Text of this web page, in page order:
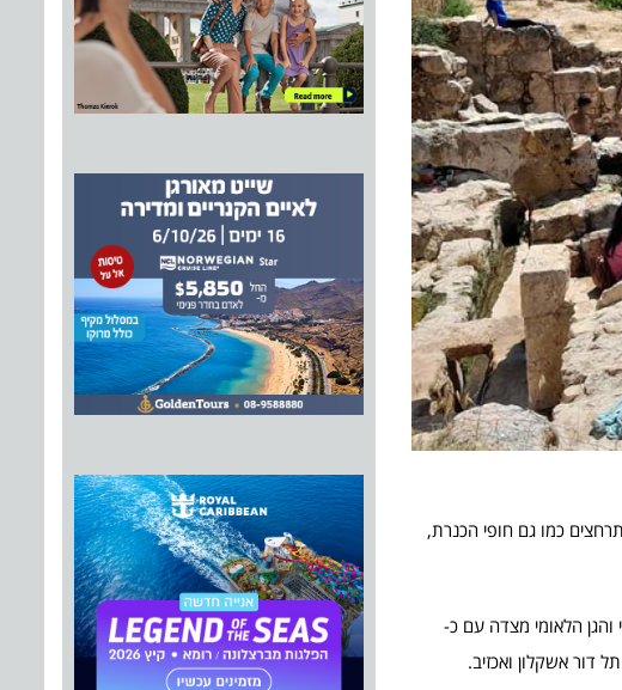
חופי הים מלאו במתרחצים כמו גם חופי הכנרת,
עם כ- 2100 מבקרים, שמורת הטבע עין גדי והגן הלאומי מצדה עם כ-